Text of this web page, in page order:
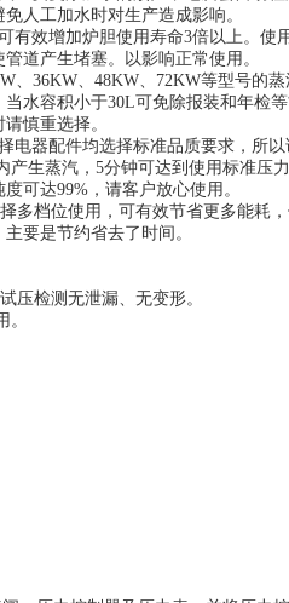
人工加水时对生产造成影响。
有效增加炉胆使用寿命3倍以上。使
道产生堵塞。以影响正常使用。
、36KW、48KW、72KW等型号的
水容积小于30L可免除报装和年检
慎重选择。
电器配件均选择标准品质要求，所以
生蒸汽，5分钟可达到使用标准压力
可达99%，请客户放心使用。
多档位使用，可有效节省更多能耗，
要是节约省去了时间。
压检测无泄漏、无变形。